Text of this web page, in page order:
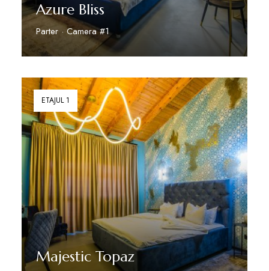
Azure Bliss
Parter · Camera #1
ETAJUL 1
Majestic Topaz